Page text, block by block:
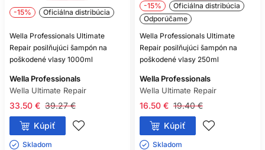
-15% Oficiálna distribúcia
Wella Professionals Ultimate
Repair posilňujúci šampón na
poškodené vlasy 1000ml
Wella Professionals
Wella Ultimate Repair
39.27 €
33.50 €
Kúpiť
Skladom ㅤ
-15%
Oficiálna distribúcia
Odporúčame
Wella Professionals Ultimate
Repair posilňujúci šampón na
poškodené vlasy 250ml
Wella Professionals
Wella Ultimate Repair
19.40 €
16.50 €
Kúpiť
Skladom ㅤ